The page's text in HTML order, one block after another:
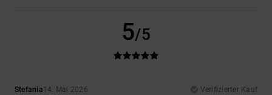
5/5
Stefania14. Mai 2026
Verifizierter Kauf